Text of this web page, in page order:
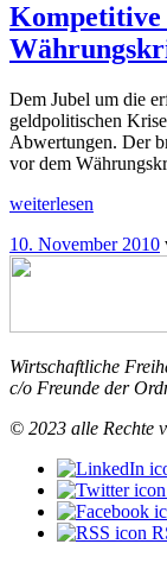
Kompetitive
Dem Jubel um die
geldpolitischen
Abwertungen. Der
vor dem
„Kompetitive
im
Währungskrieg“
weiterlesen
Veröffentlicht
am
10. November 2010
Wirtschaftliche
c/o Freunde der
© 2023 alle Rechte